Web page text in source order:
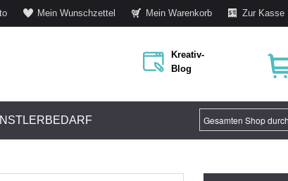
Mein Wunschzettel Mein Warenkorb Zur Kasse
Kreativ-
Blog